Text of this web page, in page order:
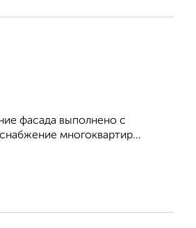
фасада выполнено с
многоквартир...